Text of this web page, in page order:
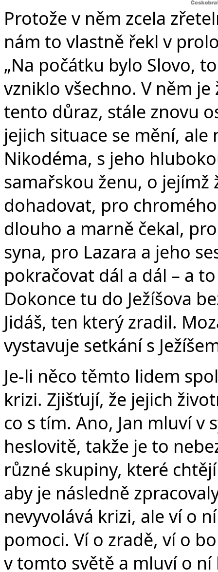
Protože v něm zcela
nám to vlastně řekl v
„Na počátku bylo Slovo,
vzniklo všechno. V něm je
tento důraz, stále znovu
jejich situace se mění,
Nikodéma, s jeho
samařskou ženu, o jejímž
dohadovat, pro
dlouho a marně čekal,
syna, pro Lazara a jeho
pokračovat dál a dál – a
Dokonce tu do Ježíšova
Jidáš, ten který zradil.
vystavuje setkání s
Je-li něco těmto lidem
krizi. Zjišťují, že jejich
co s tím. Ano, Jan mluví v
heslovitě, takže je to
různé skupiny, které
aby je následně
nevyvolává krizi, ale ví o
pomoci. Ví o zradě, ví o
v tomto světě a mluví o